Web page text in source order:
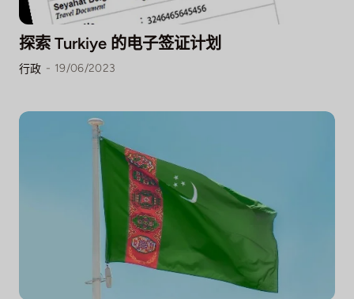
探索 Turkiye 的电子签证计划
行政 - 19/06/2023